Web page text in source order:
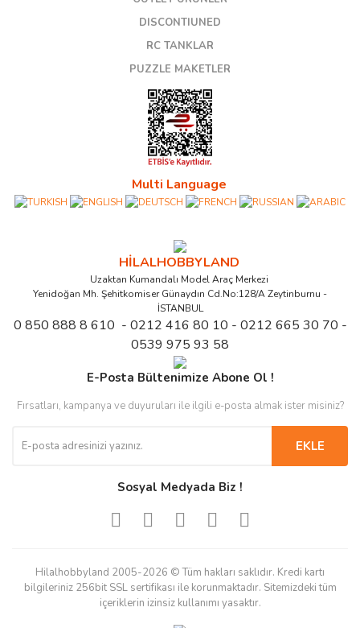
DISCONTIUNED
RC TANKLAR
PUZZLE MAKETLER
Multi Language
HİLALHOBBYLAND
Uzaktan Kumandalı Model Araç Merkezi
Yenidoğan Mh. Şehitkomiser Günaydın Cd.No:128/A Zeytinburnu -
İSTANBUL
0 850 888 8 610 - 0212 416 80 10 - 0212 665 30 70 -
0539 975 93 58
E-Posta Bültenimize Abone Ol !
Fırsatları, kampanya ve duyuruları ile ilgili e-posta almak ister misiniz?
EKLE
Sosyal Medyada Biz !
Hilalhobbyland 2005-2026 © Tüm hakları saklıdır. Kredi kartı
bilgileriniz 256bit SSL sertifikası ile korunmaktadır. Sitemizdeki tüm
içeriklerin izinsiz kullanımı yasaktır.